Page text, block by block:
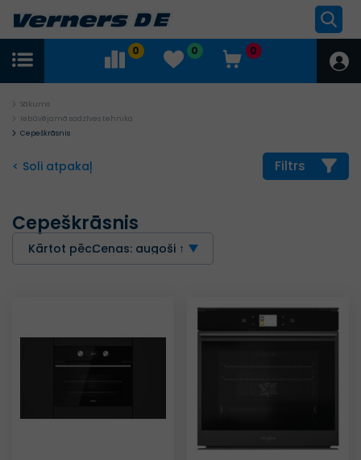
0 0 0
Sākums
Iebūvējamā sadzīves tehnika
Cepeškrāsnis
< Soli atpakaļ Filtrs
Cepeškrāsnis
Kārtot pēc:Cenas: augoši ↑